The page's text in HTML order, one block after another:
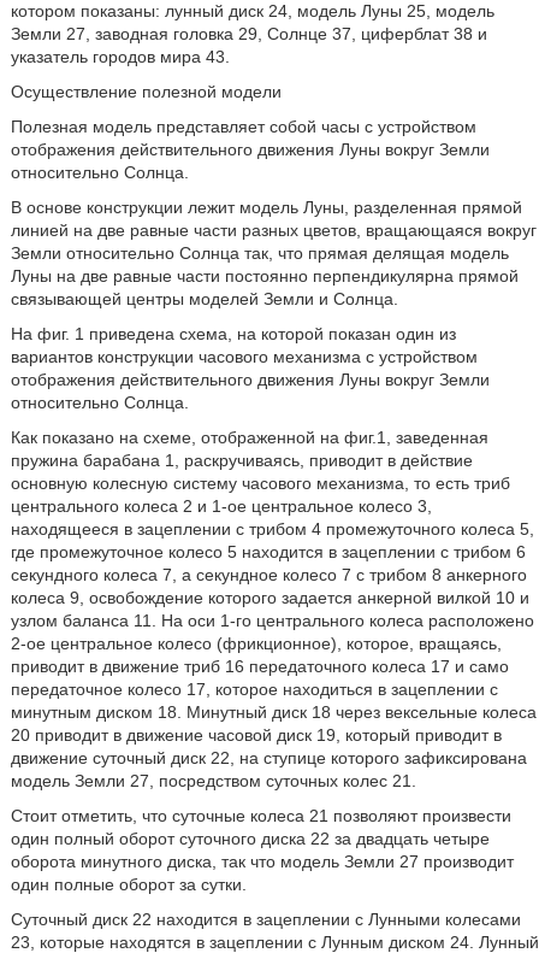
котором показаны: лунный диск 24, модель Луны 25, модель
Земли 27, заводная головка 29, Солнце 37, циферблат 38 и
указатель городов мира 43.
Осуществление полезной модели
Полезная модель представляет собой часы с устройством
отображения действительного движения Луны вокруг Земли
относительно Солнца.
В основе конструкции лежит модель Луны, разделенная прямой
линией на две равные части разных цветов, вращающаяся вокруг
Земли относительно Солнца так, что прямая делящая модель
Луны на две равные части постоянно перпендикулярна прямой
связывающей центры моделей Земли и Солнца.
На фиг. 1 приведена схема, на которой показан один из
вариантов конструкции часового механизма с устройством
отображения действительного движения Луны вокруг Земли
относительно Солнца.
Как показано на схеме, отображенной на фиг.1, заведенная
пружина барабана 1, раскручиваясь, приводит в действие
основную колесную систему часового механизма, то есть триб
центрального колеса 2 и 1-ое центральное колесо 3,
находящееся в зацеплении с трибом 4 промежуточного колеса 5,
где промежуточное колесо 5 находится в зацеплении с трибом 6
секундного колеса 7, а секундное колесо 7 с трибом 8 анкерного
колеса 9, освобождение которого задается анкерной вилкой 10 и
узлом баланса 11. На оси 1-го центрального колеса расположено
2-ое центральное колесо (фрикционное), которое, вращаясь,
приводит в движение триб 16 передаточного колеса 17 и само
передаточное колесо 17, которое находиться в зацеплении с
минутным диском 18. Минутный диск 18 через вексельные колеса
20 приводит в движение часовой диск 19, который приводит в
движение суточный диск 22, на ступице которого зафиксирована
модель Земли 27, посредством суточных колес 21.
Стоит отметить, что суточные колеса 21 позволяют произвести
один полный оборот суточного диска 22 за двадцать четыре
оборота минутного диска, так что модель Земли 27 производит
один полные оборот за сутки.
Суточный диск 22 находится в зацеплении с Лунными колесами
23, которые находятся в зацеплении с Лунным диском 24. Лунный